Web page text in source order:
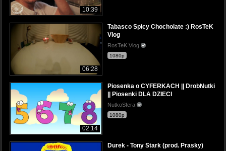
10:39
06:28
Tabasco Spicy Chocholate :) RosTeK
Vlog
RosTeK Vlog
1080p
02:14
Piosenka o CYFERKACH || DrobNutki
|| Piosenki DLA DZIECI
NutkoSfera
1080p
Durek - Tony Stark (prod. Prasky)